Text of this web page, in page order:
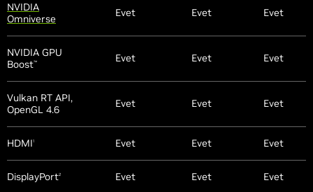
NVIDIA
Omniverse
Evet Evet Evet
NVIDIA GPU
Boost™ Evet Evet Evet
Vulkan RT API,
OpenGL 4.6
Evet Evet Evet
HDMI1 Evet Evet Evet
DisplayPort2 Evet Evet Evet